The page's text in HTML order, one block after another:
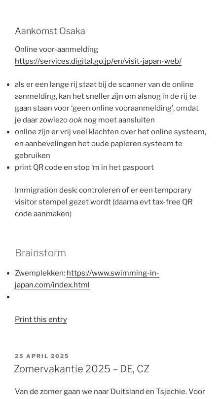
Aankomst Osaka
Online voor-aanmelding
https://services.digital.go.jp/en/visit-japan-web/
als er een lange rij staat bij de scanner van de online
aanmelding, kan het sneller zijn om alsnog in de rij te
gaan staan voor ‘geen online vooraanmelding’, omdat
je daar zowiezoook nog moet aansluiten
online zijn er vrij veel klachten over het online systeem,
en aanbevelingen het oude papieren systeem te
gebruiken
print QR code en stop ‘m in het paspoort
Immigration desk: controleren of er een temporary
visitor stempel gezet wordt (daarna evt tax-free QR
code aanmaken)
Brainstorm
Zwemplekken: https://www.swimming-in-
japan.com/index.html
Print this entry
GEPLAATST
OP
25 APRIL 2025
Zomervakantie 2025 – DE, CZ
Van de zomer gaan we naar Duitsland en Tsjechie. Voor